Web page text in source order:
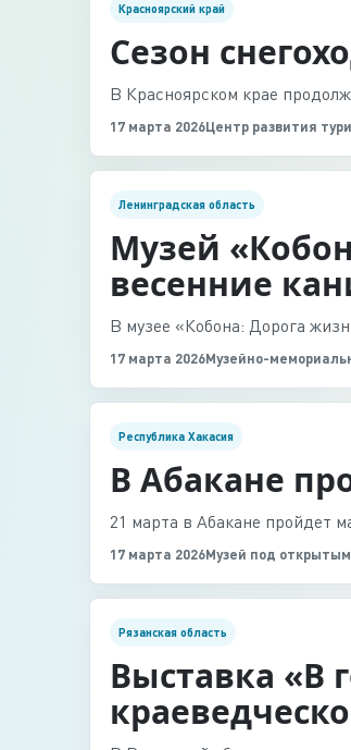
Красноярский край
Сезон
В Красноярском крае
17 марта 2026Центр развития
Ленинградская область
Музей
весенние
В музее «Кобона: Дорога
17 марта 2026Музейно-
Республика Хакасия
В Абакане
21 марта в Абакане пройдет
17 марта 2026Музей под
Рязанская область
Выставка «В